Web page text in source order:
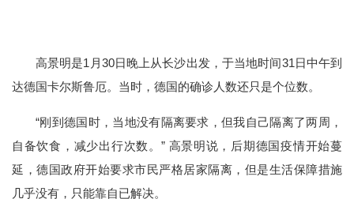
高景明是1月30日晚上从长沙出发，于当地时间31日中午到
达德国卡尔斯鲁厄。当时，德国的确诊人数还只是个位数。
“刚到德国时，当地没有隔离要求，但我自己隔离了两周，
自备饮食，减少出行次数。” 高景明说，后期德国疫情开始蔓
延，德国政府开始要求市民严格居家隔离，但是生活保障措施
几乎没有，只能靠自已解决。